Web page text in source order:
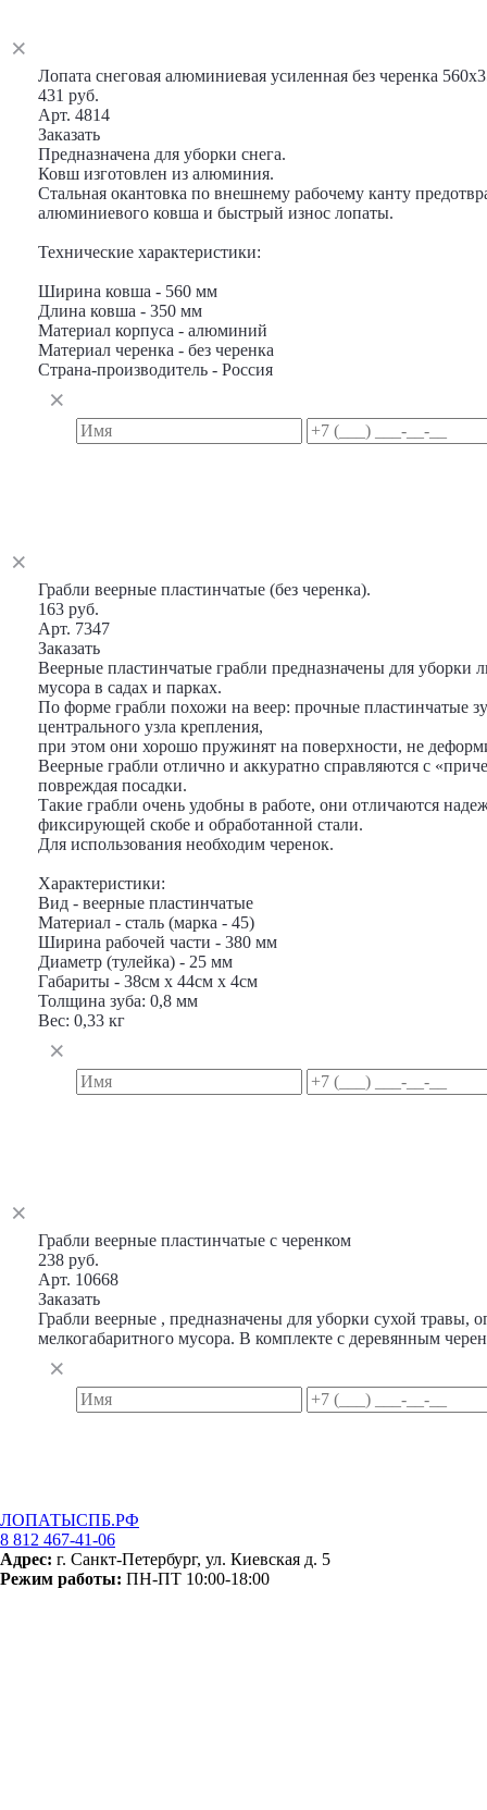
Лопата снеговая алюминиевая усиленная без черенка
431 руб.
Арт. 4814
Заказать
Предназначена для уборки снега.
Ковш изготовлен из алюминия.
Стальная окантовка по внешнему рабочему канту
алюминиевого ковша и быстрый износ лопаты.
Технические характеристики:
Ширина ковша - 560 мм
Длина ковша - 350 мм
Материал корпуса - алюминий
Материал черенка - без черенка
Страна-производитель - Россия
Грабли веерные пластинчатые (без черенка).
163 руб.
Арт. 7347
Заказать
Веерные пластинчатые грабли предназначены для уборки
мусора в садах и парках.
По форме грабли похожи на веер: прочные пластинчатые
центрального узла крепления,
при этом они хорошо пружинят на поверхности, не
Веерные грабли отлично и аккуратно справляются с
повреждая посадки.
Такие грабли очень удобны в работе, они отличаются
фиксирующей скобе и обработанной стали.
Для использования необходим черенок.
Характеристики:
Вид - веерные пластинчатые
Материал - сталь (марка - 45)
Ширина рабочей части - 380 мм
Диаметр (тулейка) - 25 мм
Габариты - 38см х 44см х 4см
Толщина зуба: 0,8 мм
Вес: 0,33 кг
Грабли веерные пластинчатые с черенком
238 руб.
Арт. 10668
Заказать
Грабли веерные , предназначены для уборки сухой травы,
мелкогабаритного мусора. В комплекте с деревянным
ЛОПАТЫСПБ.РФ
8 812 467-41-06
Адрес: г. Санкт-Петербург, ул. Киевская д. 5
Режим работы: ПН-ПТ 10:00-18:00